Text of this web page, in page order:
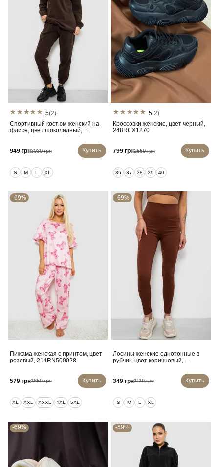
5(2)
Спортивный костюм женский на
флисе, цвет шоколадный,
949 грн3039 грн Купить
S M L XL
5(2)
Кроссовки женские, цвет черный,
248RCX1270
799 грн2559 грн Купить
36 37 38 39 40
-69%
Пижама женская с принтом, цвет
розовый, 214RN500028
579 грн1859 грн Купить
XL XXL XXXL 4XL 5XL
-69%
Лосины женские однотонные в
рубчик, цвет коричневый,
349 грн1119 грн Купить
S M L XL
-69% -69%